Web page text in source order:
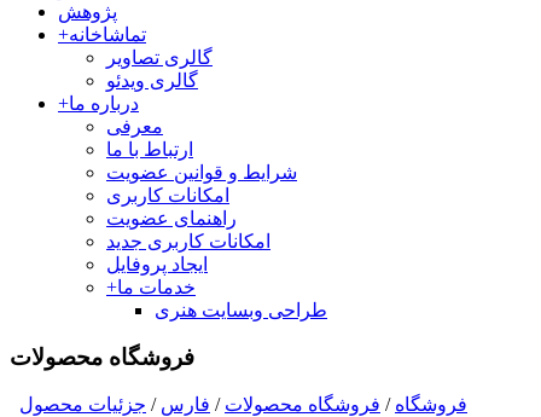
پژوهش
+تماشاخانه
گالری تصاویر
گالری ویدئو
+درباره ما
معرفی
ارتباط با ما
شرایط و قوانین عضویت
امکانات کاربری
راهنمای عضویت
امکانات کاربری جدید
ایجاد پروفایل
+خدمات ما
طراحی وبسایت هنری
فروشگاه محصولات
فروشگاه / فروشگاه محصولات / فارس / جزئیات محصول